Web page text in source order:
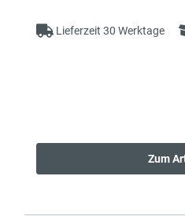
Lieferzeit 30 Werktage
Zum